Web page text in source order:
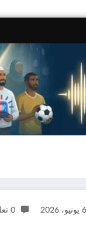
6 يونيو، 2026 0 تعليقات